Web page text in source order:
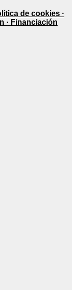
de cookies ·
· Financiación